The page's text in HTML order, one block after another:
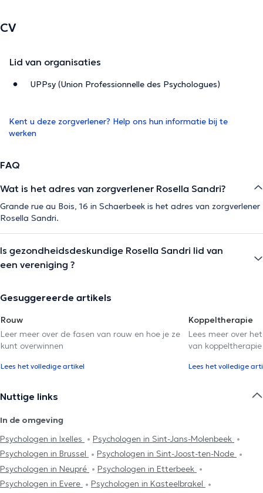
CV
Lid van organisaties
UPPsy (Union Professionnelle des Psychologues)
Kent u deze zorgverlener? Help ons hun informatie bij te
werken
FAQ
Wat is het adres van zorgverlener Rosella Sandri?
Grande rue au Bois, 16 in Schaerbeek is het adres van zorgverlener
Rosella Sandri.
Is gezondheidsdeskundige Rosella Sandri lid van
een vereniging ?
Gesuggereerde artikels
Rouw
Leer meer over de fasen van rouw en hoe je ze
kunt overwinnen
Lees het volledige artikel
Koppeltherapie
Lees meer over
van koppeltherapie
Lees het volledige
Nuttige links
In de omgeving
Psychologen in Ixelles
Psychologen in Sint-Jans-Molenbeek
Psychologen in Brussel
Psychologen in Sint-Joost-ten-Node
Psychologen in Neupré
Psychologen in Etterbeek
Psychologen in Evere
Psychologen in Kasteelbrakel